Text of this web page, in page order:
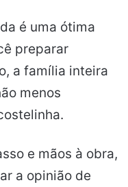
é uma ótima
preparar
a família inteira
menos
e mãos à obra,
a opinião de